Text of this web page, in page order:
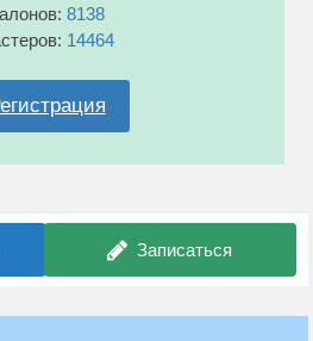
8138
14464
Записаться